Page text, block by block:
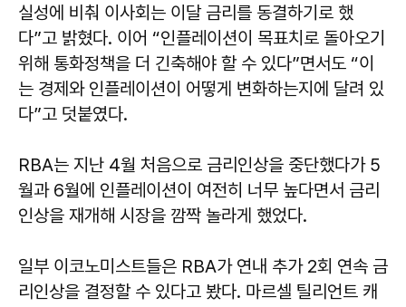
실성에 비춰 이사회는 이달 금리를 동결하기로 했
다”고 밝혔다. 이어 “인플레이션이 목표치로 돌아오기
위해 통화정책을 더 긴축해야 할 수 있다”면서도 “이
는 경제와 인플레이션이 어떻게 변화하는지에 달려 있
다”고 덧붙였다.
RBA는 지난 4월 처음으로 금리인상을 중단했다가 5
월과 6월에 인플레이션이 여전히 너무 높다면서 금리
인상을 재개해 시장을 깜짝 놀라게 했었다.
일부 이코노미스트들은 RBA가 연내 추가 2회 연속 금
리인상을 결정할 수 있다고 봤다. 마르셀 틸리언트 캐